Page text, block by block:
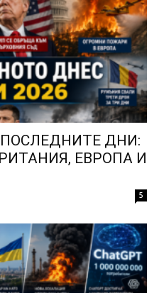
ДНИ:
ЕВРОПА И
5